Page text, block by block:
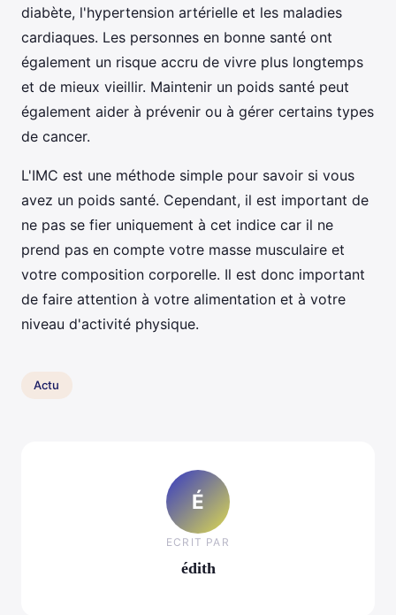
diabète, l'hypertension artérielle et les maladies
cardiaques. Les personnes en bonne santé ont
également un risque accru de vivre plus longtemps
et de mieux vieillir. Maintenir un poids santé peut
également aider à prévenir ou à gérer certains types
de cancer.
L'IMC est une méthode simple pour savoir si vous
avez un poids santé. Cependant, il est important de
ne pas se fier uniquement à cet indice car il ne
prend pas en compte votre masse musculaire et
votre composition corporelle. Il est donc important
de faire attention à votre alimentation et à votre
niveau d'activité physique.
Actu
É
ECRIT PAR
édith